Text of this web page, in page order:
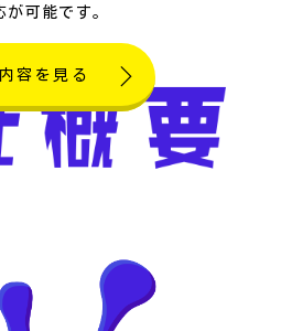
可能です。
容を見る